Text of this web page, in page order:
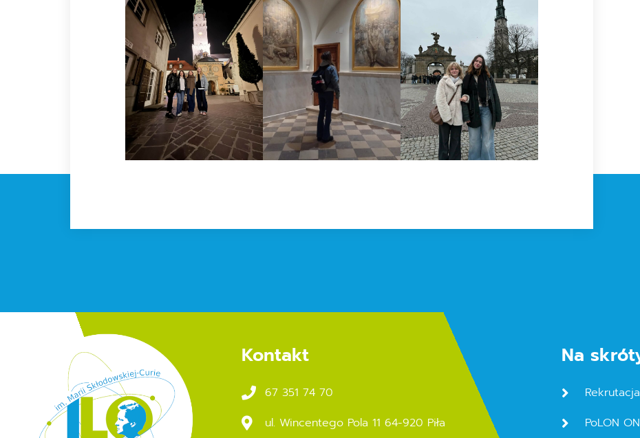
Kontakt
67 351 74 70
ul. Wincentego Pola 11 64-920 Piła
Na
Rekrutacja
PoLON